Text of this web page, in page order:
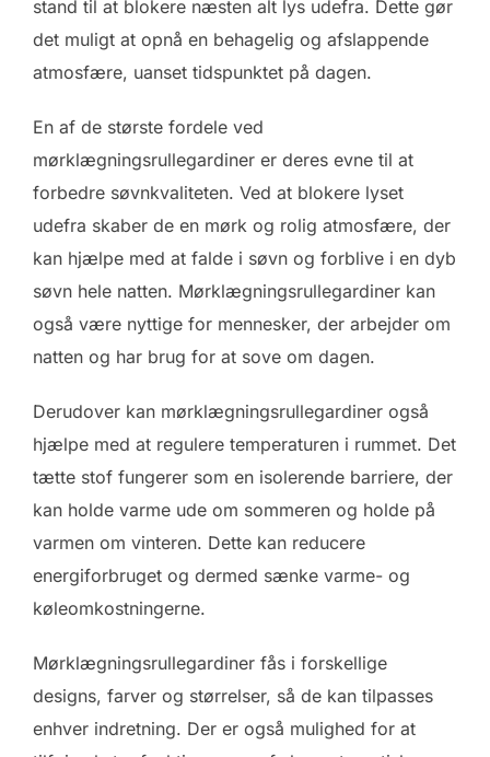
stand til at blokere næsten alt lys udefra. Dette gør
det muligt at opnå en behagelig og afslappende
atmosfære, uanset tidspunktet på dagen.
En af de største fordele ved
mørklægningsrullegardiner er deres evne til at
forbedre søvnkvaliteten. Ved at blokere lyset
udefra skaber de en mørk og rolig atmosfære, der
kan hjælpe med at falde i søvn og forblive i en dyb
søvn hele natten. Mørklægningsrullegardiner kan
også være nyttige for mennesker, der arbejder om
natten og har brug for at sove om dagen.
Derudover kan mørklægningsrullegardiner også
hjælpe med at regulere temperaturen i rummet. Det
tætte stof fungerer som en isolerende barriere, der
kan holde varme ude om sommeren og holde på
varmen om vinteren. Dette kan reducere
energiforbruget og dermed sænke varme- og
køleomkostningerne.
Mørklægningsrullegardiner fås i forskellige
designs, farver og størrelser, så de kan tilpasses
enhver indretning. Der er også mulighed for at